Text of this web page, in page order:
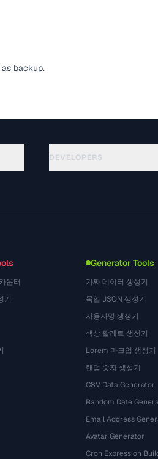
backup.
DEVELOPERS
운터
기
Generator Tools
가짜 데이터 생성기
목업 JSON 생성기
사용자명 생성기
색상 팔레트 생성기
Lorem 마크업 생성기
랜덤 숫자 생성기
CSV Data Generator
Random Date
Email Address
Avatar Generator
Cron Expression